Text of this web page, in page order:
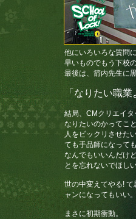
他にいろいろな質問
早いものでもう下校
最後は、箭内先生に
「なりたい職
結局、CMクリエイ
なりたいのかってこ
人をビックリさせた
ても手品師になって
なんでもいいんだけ
とを忘れないでほし
世の中変えてやる!
ャンになってもいい
まさに初期衝動。